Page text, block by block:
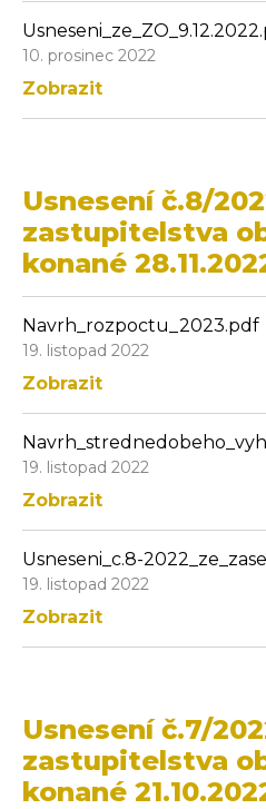
10. prosinec 2022
Zobrazit
Usnesení č.8/
zastupitelstva
konané
Navrh_rozpoctu_2023.pdf
19. listopad 2022
Zobrazit
19. listopad 2022
Zobrazit
Usneseni_c.8-
19. listopad 2022
Zobrazit
Usnesení č.7/
zastupitelstva
konané